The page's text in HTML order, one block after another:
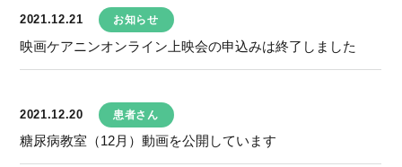
2021.12.21 お知らせ
映画ケアニンオンライン上映会の申込みは終了しました
2021.12.20 患者さん
糖尿病教室（12月）動画を公開しています